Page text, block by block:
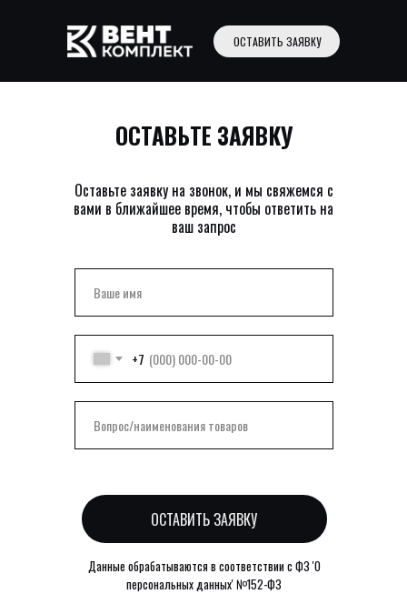
Новости Контакты
ОСТАВИТЬ ЗАЯВКУ
ОСТАВЬТЕ ЗАЯВКУ
Оставьте заявку на звонок, и мы свяжемся с
вами в ближайшее время, чтобы ответить на
ваш запрос
+7
ОСТАВИТЬ ЗАЯВКУ
Данные обрабатываются в соответствии с ФЗ 'О
персональных данных' №152-ФЗ